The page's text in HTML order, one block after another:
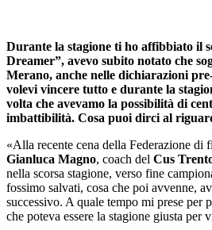
Durante la stagione ti ho affibbiato il
Dreamer”, avevo subito notato che
Merano, anche nelle dichiarazioni
volevi vincere tutto e durante la
volta che avevamo la possibilità di
imbattibilità. Cosa puoi dirci al
«Alla recente cena della Federazione di
Gianluca Magno, coach del Cus
nella scorsa stagione, verso fine
fossimo salvati, cosa che poi avvenne,
successivo. A quale tempo mi prese per
che poteva essere la stagione giusta per